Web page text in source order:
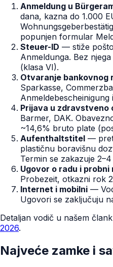
Anmeldung u
dana, kazna do 1.000
popunjen formular
Steuer-ID — stiže
Anmeldunga. Bez
(klasa VI).
Otvaranje bankovnog
Sparkasse,
Anmeldebescheinigung
Prijava u zdravstveno
Barmer, DAK.
~14,6% bruto plate
Aufenthaltstitel —
plastičnu boravišnu
Termin se zakazuje
Ugovor o radu i probni
Probezeit, otkazni rok
Internet i mobilni —
Ugovori se zaključuju
Detaljan vodič u našem
2026.
Najveće zamke i